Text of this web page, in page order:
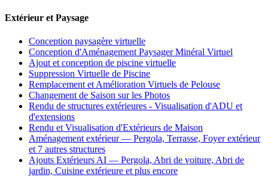
Extérieur et Paysage
Conception paysagère virtuelle
Conception d'Aménagement Paysager Minéral Virtuel
Ajout et conception de piscine virtuelle
Suppression Virtuelle de Piscine
Remplacement et Amélioration Virtuels de Pelouse
Changement de Saison sur les Photos
Rendu de structures extérieures - Visualisation d'ADU et
d'extensions
Rendu et Visualisation d'Extérieurs de Maison
Aménagement extérieur — Pergola, Terrasse, Foyer extérieur
et 7 autres structures
Ajouts Extérieurs AI — Pergola, Abri de voiture, Abri de
jardin, Cuisine extérieure et plus encore